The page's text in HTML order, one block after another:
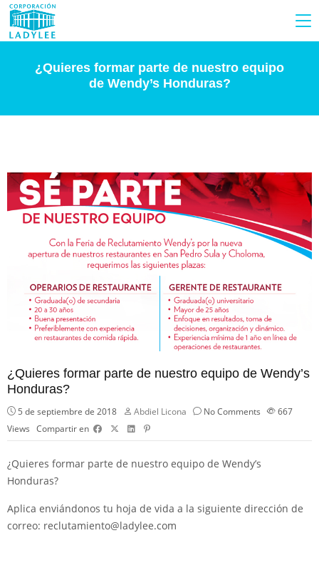
¿Quieres formar parte de nuestro equipo
de Wendy’s Honduras?
¿Quieres formar parte de nuestro equipo de Wendy’s
Honduras?
5 de septiembre de 2018 Abdiel Licona No Comments
667
Views Compartir en
¿Quieres formar parte de nuestro equipo de Wendy’s
Honduras?
Aplica enviándonos tu hoja de vida a la siguiente dirección de
correo: reclutamiento@ladylee.com